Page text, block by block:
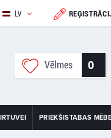
LV
Vēlmes 0
PRIEKŠISTABAS